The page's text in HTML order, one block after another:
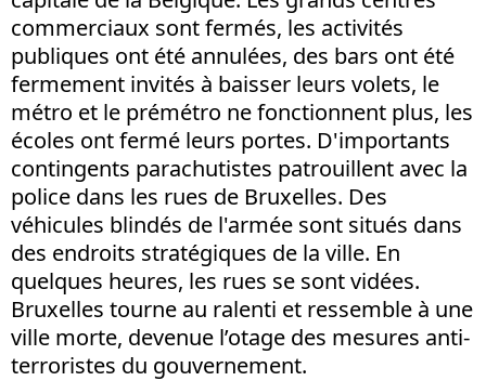
commerciaux sont fermés, les activités
publiques ont été annulées, des bars ont été
fermement invités à baisser leurs volets, le
métro et le prémétro ne fonctionnent plus, les
écoles ont fermé leurs portes. D'importants
contingents parachutistes patrouillent avec la
police dans les rues de Bruxelles. Des
véhicules blindés de l'armée sont situés dans
des endroits stratégiques de la ville. En
quelques heures, les rues se sont vidées.
Bruxelles tourne au ralenti et ressemble à une
ville morte, devenue l’otage des mesures anti-
terroristes du gouvernement.